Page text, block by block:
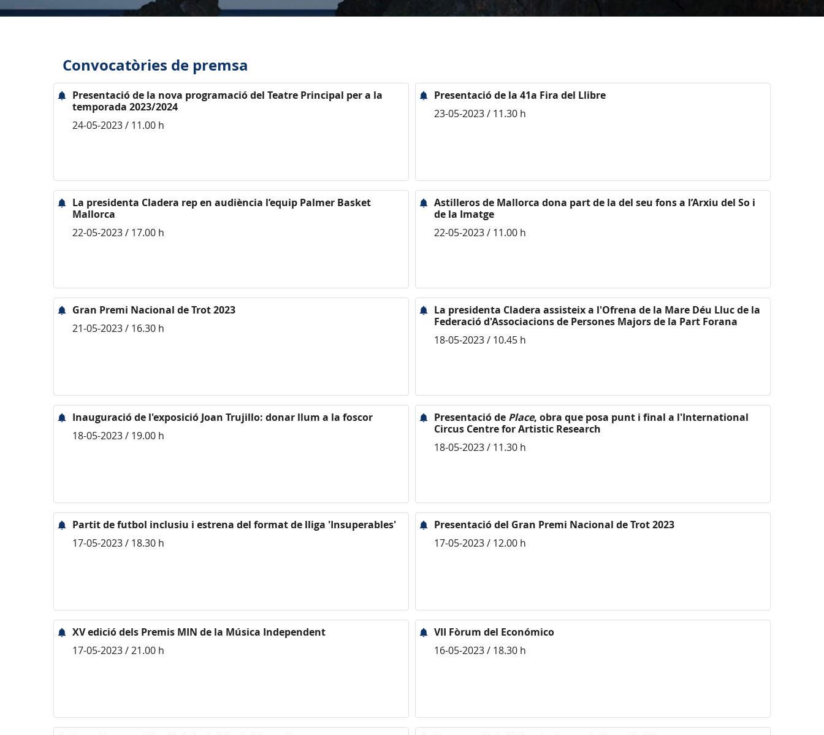
Convocatòries de premsa
Presentació de la nova programació del Teatre Principal per a la
temporada 2023/2024
24-05-2023 / 11.00 h
Presentació de la 41a Fira del Llibre
23-05-2023 / 11.30 h
La presidenta Cladera rep en audiència l’equip Palmer Basket
Mallorca
22-05-2023 / 17.00 h
Astilleros de Mallorca dona part de la del seu fons a l’Arxiu del So i
de la Imatge
22-05-2023 / 11.00 h
Gran Premi Nacional de Trot 2023
21-05-2023 / 16.30 h
La presidenta Cladera assisteix a l'Ofrena de la Mare Déu Lluc de la
Federació d'Associacions de Persones Majors de la Part Forana
18-05-2023 / 10.45 h
Inauguració de l'exposició Joan Trujillo: donar llum a la foscor
18-05-2023 / 19.00 h
Presentació de Place, obra que posa punt i final a l'International
Circus Centre for Artistic Research
18-05-2023 / 11.30 h
Partit de futbol inclusiu i estrena del format de lliga 'Insuperables'
17-05-2023 / 18.30 h
Presentació del Gran Premi Nacional de Trot 2023
17-05-2023 / 12.00 h
XV edició dels Premis MIN de la Música Independent
17-05-2023 / 21.00 h
VII Fòrum del Económico
16-05-2023 / 18.30 h